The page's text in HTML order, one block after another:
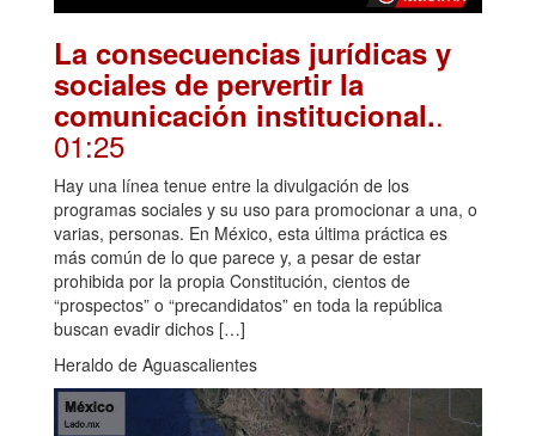
La consecuencias jurídicas y
sociales de pervertir la
comunicación institucional..
01:25
Hay una línea tenue entre la divulgación de los
programas sociales y su uso para promocionar a una, o
varias, personas. En México, esta última práctica es
más común de lo que parece y, a pesar de estar
prohibida por la propia Constitución, cientos de
“prospectos” o “precandidatos” en toda la república
buscan evadir dichos […]
Heraldo de Aguascalientes